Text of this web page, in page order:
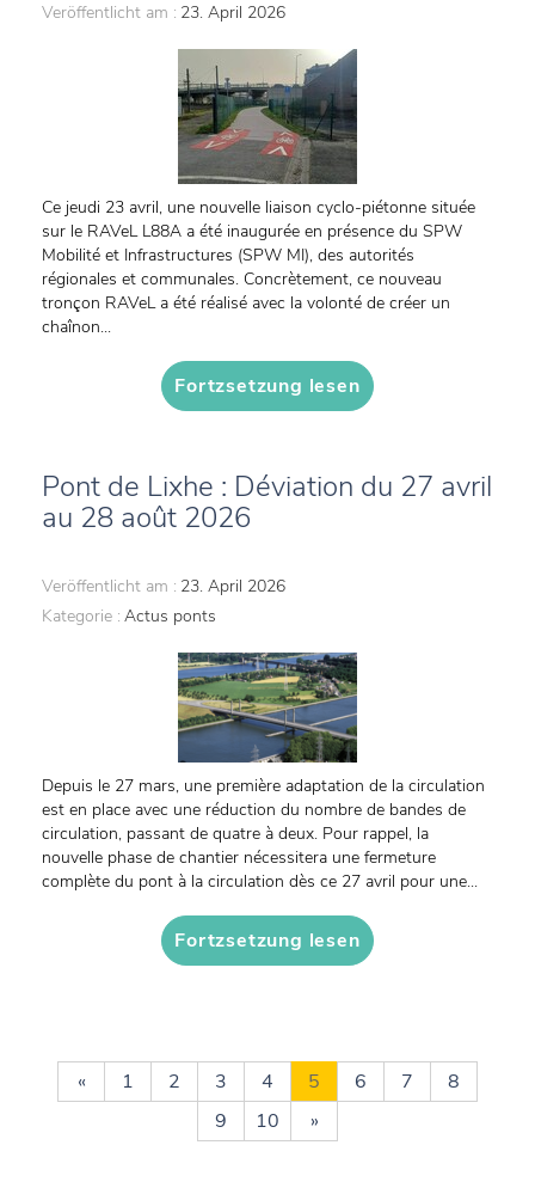
Veröffentlicht am : 23. April 2026
Ce jeudi 23 avril, une nouvelle liaison cyclo-piétonne située
sur le RAVeL L88A a été inaugurée en présence du SPW
Mobilité et Infrastructures (SPW MI), des autorités
régionales et communales. Concrètement, ce nouveau
tronçon RAVeL a été réalisé avec la volonté de créer un
chaînon...
Fortzsetzung lesen
Pont de Lixhe : Déviation du 27 avril
au 28 août 2026
Veröffentlicht am : 23. April 2026
Kategorie : Actus ponts
Depuis le 27 mars, une première adaptation de la circulation
est en place avec une réduction du nombre de bandes de
circulation, passant de quatre à deux. Pour rappel, la
nouvelle phase de chantier nécessitera une fermeture
complète du pont à la circulation dès ce 27 avril pour une...
Fortzsetzung lesen
« 1 2 3 4 5 6 7
8
9
10 »